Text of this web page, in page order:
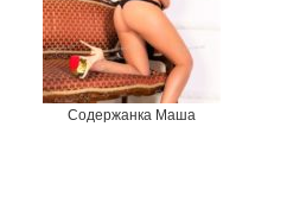
Содержанка Маша